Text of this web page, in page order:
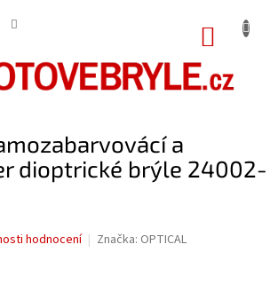
a
dioptrické brýle 24002-
hodnocení Značka: OPTICAL